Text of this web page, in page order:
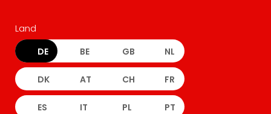
Land
DE BE GB NL
DK AT CH FR
ES IT PL PT